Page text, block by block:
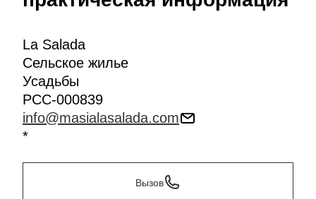
La Salada
Сельское жилье
Усадьбы
PCC-000839
info@masialasalada.com
*
Вызов